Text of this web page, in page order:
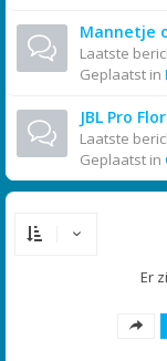
Mannetje
Laatste
Geplaatst in
JBL Pro
Laatste
Geplaatst in
Er